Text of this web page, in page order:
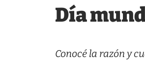
Día
Conocé la razón y